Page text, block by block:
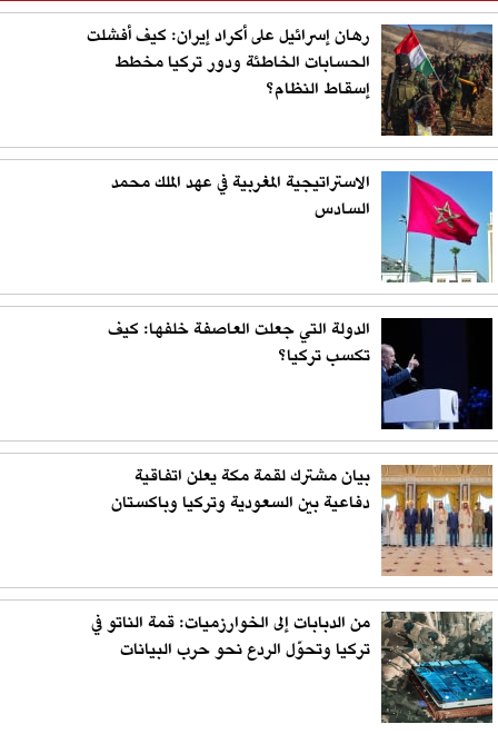
رهان إسرائيل على أكراد إيران: كيف أفشلت
الحسابات الخاطئة ودور تركيا مخطط
إسقاط النظام؟
الاستراتيجية المغربية في عهد الملك محمد
السادس
الدولة التي جعلت العاصفة خلفها: كيف
تكسب تركيا؟
بيان مشترك لقمة مكة يعلن اتفاقية
دفاعية بين السعودية وتركيا وباكستان
من الدبابات إلى الخوارزميات: قمة الناتو في
تركيا وتحوّل الردع نحو حرب البيانات